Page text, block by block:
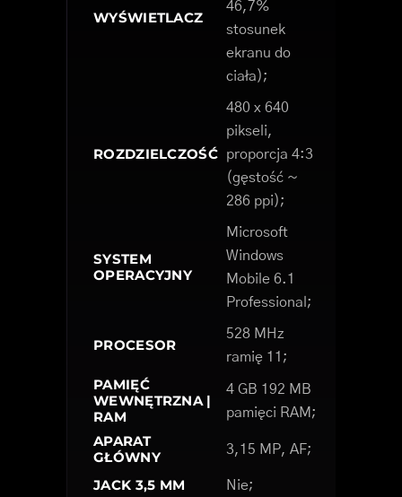
WYŚWIETLACZ
46,7%
stosunek
ekranu do
ciała);
ROZDZIELCZOŚĆ
480 x 640
pikseli,
proporcja 4:3
(gęstość ~
286 ppi);
SYSTEM
OPERACYJNY
Microsoft
Windows
Mobile 6.1
Professional;
PROCESOR
528 MHz
ramię 11;
PAMIĘĆ
WEWNĘTRZNA |
RAM
4 GB 192 MB
pamięci RAM;
APARAT
GŁÓWNY
3,15 MP, AF;
JACK 3,5 MM Nie;